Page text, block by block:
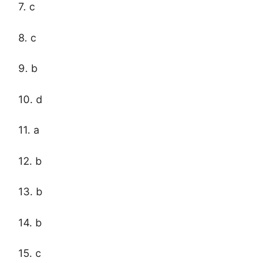
7. c
8. c
9. b
10. d
11. a
12. b
13. b
14. b
15. c